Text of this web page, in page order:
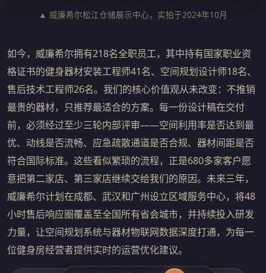
▲ 威廉希尔松江仓储展示中心，实拍于2024年10月
如今，威廉希尔拥有218名全职员工，其中持有国家职业资
格证书的健身器材安装工程师41名、空间规划设计师18名、
售后技术工程师26名。我们的核心价值观从未改变：不推销
最贵的器材，只推荐最适合的方案。每一份设计稿在交付
前，必须经过至少三轮内部评审——空间利用率是否达到最
优、动线是否流畅、应急疏散通道是否合规、器材间距是否
符合国际标准。这些看似繁琐的流程，正是680多家客户愿
意把第二家店、第三家店继续交给我们的原因。未来三年，
威廉希尔计划在成都、武汉和广州设立区域服务中心，将48
小时售后响应圈覆盖至全国所有省会城市，并持续投入研发
力量，让空间规划系统与器材物联网数据深度打通，为每一
位健身房经营者提供实时的运营优化建议。